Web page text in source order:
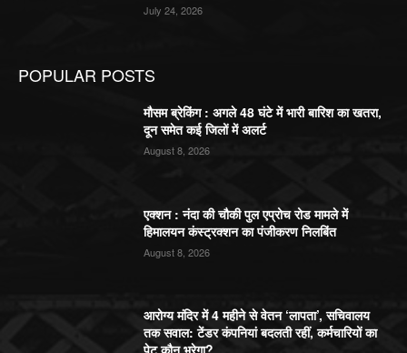
July 24, 2026
POPULAR POSTS
मौसम ब्रेकिंग : अगले 48 घंटे में भारी बारिश का खतरा,
दून समेत कई जिलों में अलर्ट
August 8, 2026
एक्शन : नंदा की चौकी पुल एप्रोच रोड मामले में
हिमालयन कंस्ट्रक्शन का पंजीकरण निलबिंत
August 8, 2026
आरोग्य मंदिर में 4 महीने से वेतन ‘लापता’, सचिवालय
तक सवाल: टेंडर कंपनियां बदलती रहीं, कर्मचारियों का